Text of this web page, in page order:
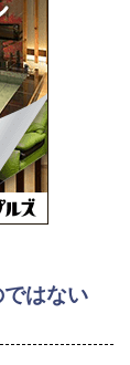
はない